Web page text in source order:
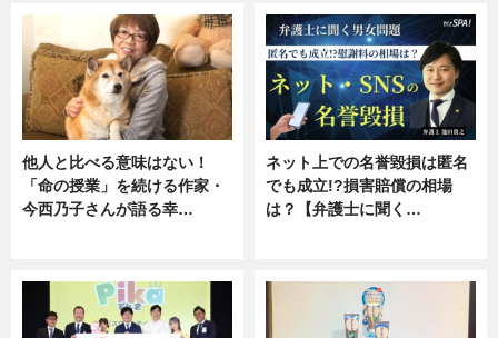
他人と比べる意味はない！
「命の授業」を続ける作家・
今西乃子さんが語る幸…
ネット上での名誉毀損は匿名
でも成立!?損害賠償の相場
は？【弁護士に聞く…